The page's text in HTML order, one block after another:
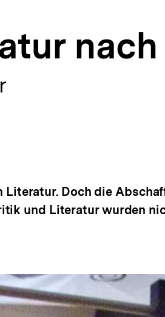
nach
Doch die
und Literatur wurden